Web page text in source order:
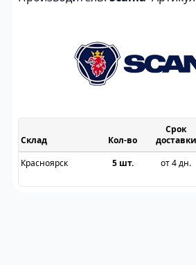
Склад
Срок
доставки
Красноярск
5 шт. от 4 дн.